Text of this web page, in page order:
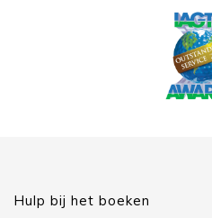
Hulp bij het boeken